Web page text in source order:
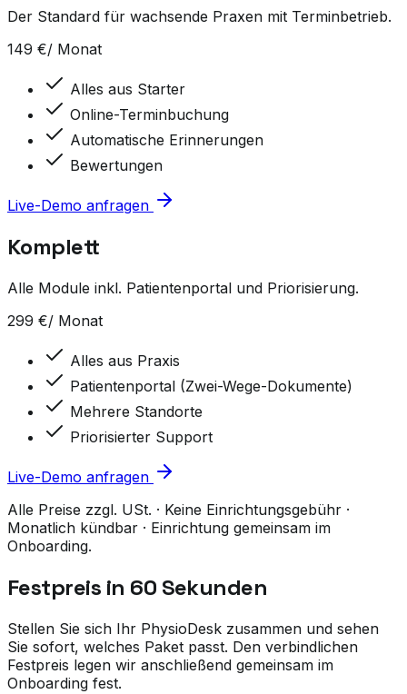
Der Standard für wachsende Praxen mit Terminbetrieb.
149 €/ Monat
Alles aus Starter
Online-Terminbuchung
Automatische Erinnerungen
Bewertungen
Live-Demo anfragen
Komplett
Alle Module inkl. Patientenportal und Priorisierung.
299 €/ Monat
Alles aus Praxis
Patientenportal (Zwei-Wege-Dokumente)
Mehrere Standorte
Priorisierter Support
Live-Demo anfragen
Alle Preise zzgl. USt. · Keine Einrichtungsgebühr ·
Monatlich kündbar · Einrichtung gemeinsam im
Onboarding.
Festpreis in 60 Sekunden
Stellen Sie sich Ihr PhysioDesk zusammen und sehen
Sie sofort, welches Paket passt. Den verbindlichen
Festpreis legen wir anschließend gemeinsam im
Onboarding fest.